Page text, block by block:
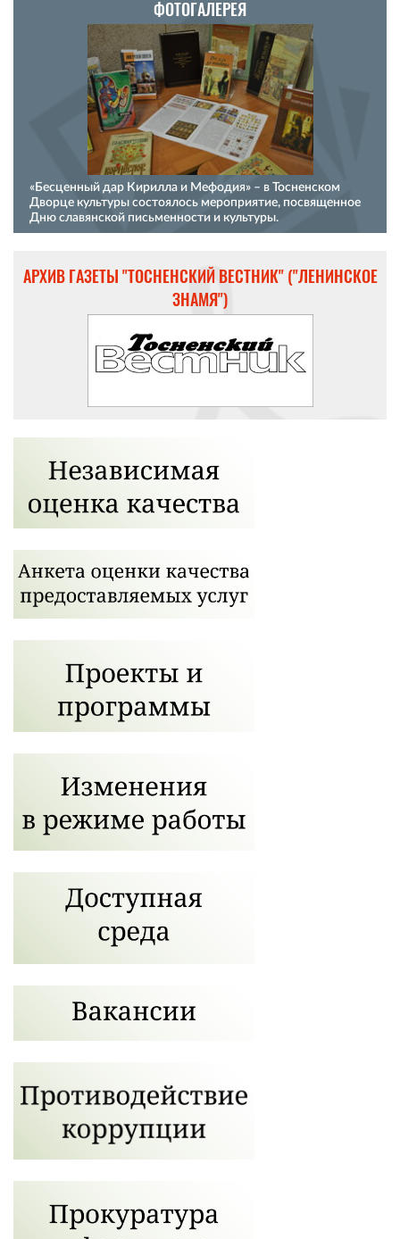
ФОТОГАЛЕРЕЯ
«Бесценный дар Кирилла и Мефодия» – в Тосненском
Дворце культуры состоялось мероприятие, посвященное
Дню славянской письменности и культуры.
АРХИВ ГАЗЕТЫ "ТОСНЕНСКИЙ ВЕСТНИК" ("ЛЕНИНСКОЕ
ЗНАМЯ")